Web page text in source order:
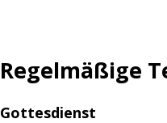
Regelmäßige
Gottesdienst